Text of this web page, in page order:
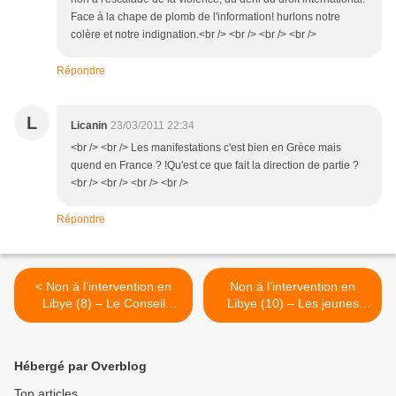
Face à la chape de plomb de l'information! hurlons notre
colère et notre indignation.<br /> <br /> <br /> <br />
Répondre
L Licanin 23/03/2011 22:34
<br /> <br /> Les manifestations c'est bien en Grèce mais
quend en France ? !Qu'est ce que fait la direction de partie ?
<br /> <br /> <br /> <br />
Répondre
< Non à l’intervention en
Libye (8) – Le Conseil
mondial de la paix
Non à l’intervention en
Libye (10) – Les jeunes
communistes italiens
Hébergé par Overblog